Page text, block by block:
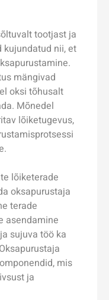
tootjast ja
kujundatud nii, et
mängivad
oksi tõhusalt
Mõnedel
lõiketugevus,
lõiketerade
oksapurustaja
terade
asendamine
sujuva töö ka
mis
ja